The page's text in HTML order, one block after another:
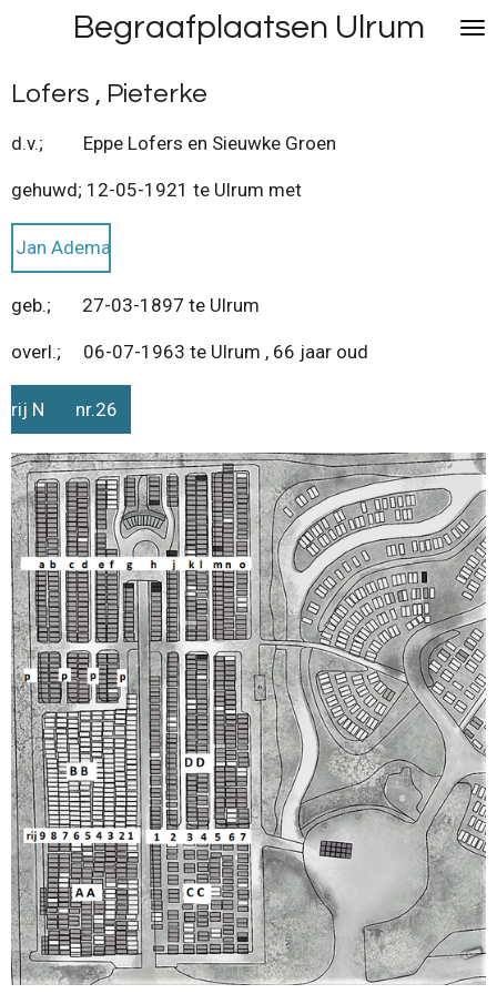
naar
de
hoofdinhoud
Begraafplaatsen Ulrum
Lofers , Pieterke
d.v.; Eppe Lofers en Sieuwke Groen
gehuwd; 12-05-1921 te Ulrum met
Jan Adema
geb.; 27-03-1897 te Ulrum
overl.; 06-07-1963 te Ulrum , 66 jaar oud
rij N nr.26